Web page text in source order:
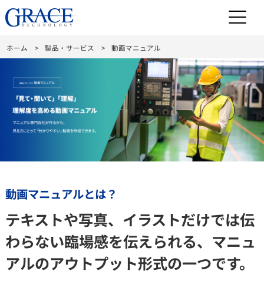
ホーム 製品・サービス 動画マニュアル
動画マニュアルとは？
テキストや写真、イラストだけでは伝
わらない臨場感を伝えられる、 マニュ
アルのアウトプット形式の一つです。